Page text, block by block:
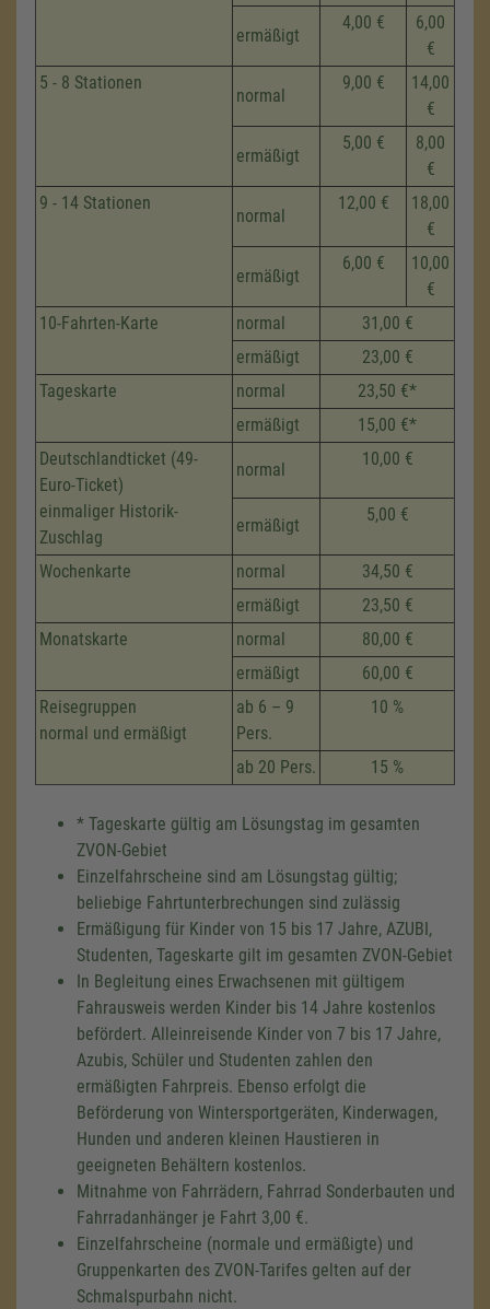
ermäßigt
4,00 €
6,00
€
5 - 8 Stationen
normal
9,00 €
14,00
€
ermäßigt
5,00 €
8,00
€
9 - 14 Stationen
normal
12,00 €
18,00
€
ermäßigt
6,00 €
10,00
€
10-Fahrten-Karte
normal
31,00 €
ermäßigt
23,00 €
Tageskarte
normal
23,50 €*
ermäßigt
15,00 €*
Deutschlandticket (49-
Euro-Ticket)
einmaliger Historik-
Zuschlag
normal
10,00 €
ermäßigt
5,00 €
Wochenkarte normal
34,50 €
ermäßigt
23,50 €
Monatskarte
normal
80,00 €
ermäßigt
60,00 €
Reisegruppen
normal und ermäßigt
ab 6 – 9
Pers.
10 %
ab 20 Pers. 15 %
* Tageskarte gültig am Lösungstag im gesamten
ZVON-Gebiet
Einzelfahrscheine sind am Lösungstag gültig;
beliebige Fahrtunterbrechungen sind zulässig
Ermäßigung für Kinder von 15 bis 17 Jahre, AZUBI,
Studenten, Tageskarte gilt im gesamten ZVON-Gebiet
In Begleitung eines Erwachsenen mit gültigem
Fahrausweis werden Kinder bis 14 Jahre kostenlos
befördert. Alleinreisende Kinder von 7 bis 17 Jahre,
Azubis, Schüler und Studenten zahlen den
ermäßigten Fahrpreis. Ebenso erfolgt die
Beförderung von Wintersportgeräten, Kinderwagen,
Hunden und anderen kleinen Haustieren in
geeigneten Behältern kostenlos.
Mitnahme von Fahrrädern, Fahrrad Sonderbauten und
Fahrradanhänger je Fahrt 3,00 €.
Einzelfahrscheine (normale und ermäßigte) und
Gruppenkarten des ZVON-Tarifes gelten auf der
Schmalspurbahn nicht.